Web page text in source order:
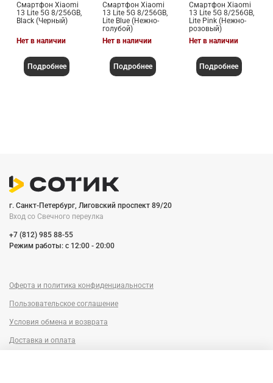
Смартфон Xiaomi
13 Lite 5G 8/256GB,
Black (Черный)
Нет в наличии
Подробнее
Смартфон Xiaomi
13 Lite 5G 8/256GB,
Lite Blue (Нежно-
голубой)
Нет в наличии
Подробнее
Смартфон Xiaomi
13 Lite 5G 8/256GB,
Lite Pink (Нежно-
розовый)
Нет в наличии
Подробнее
г. Санкт-Петербург, Лиговский проспект 89/20
Вход со Cвечного переулка
+7 (812) 985 88-55
Режим работы: c 12:00 - 20:00
Оферта и политика конфиденциальности
Пользовательское соглашение
Условия обмена и возврата
Доставка и оплата